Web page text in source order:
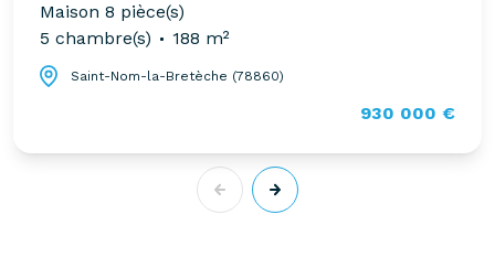
Maison 8 pièce(s)
5 chambre(s)
188 m²
Saint-Nom-la-Bretèche (78860)
930 000 €